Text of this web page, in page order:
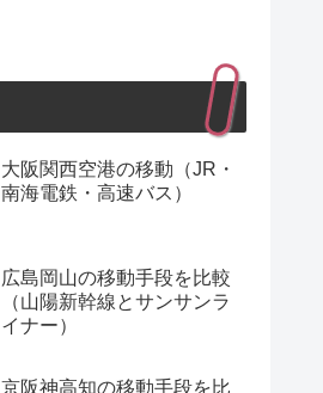
大阪関西空港の移動（JR・
南海電鉄・高速バス）
広島岡山の移動手段を比較
（山陽新幹線とサンサンラ
イナー）
京阪神高知の移動手段を比